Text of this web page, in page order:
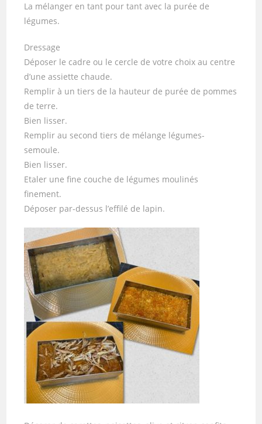
La mélanger en tant pour tant avec la purée de
légumes.
Dressage
Déposer le cadre ou le cercle de votre choix au centre
d’une assiette chaude.
Remplir à un tiers de la hauteur de purée de pommes
de terre.
Bien lisser.
Remplir au second tiers de mélange légumes-
semoule.
Bien lisser.
Etaler une fine couche de légumes moulinés
finement.
Déposer par-dessus l’effilé de lapin.